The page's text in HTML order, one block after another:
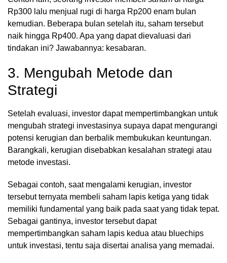
Rp300 lalu menjual rugi di harga Rp200 enam bulan
kemudian. Beberapa bulan setelah itu, saham tersebut
naik hingga Rp400. Apa yang dapat dievaluasi dari
tindakan ini? Jawabannya: kesabaran.
3. Mengubah Metode dan
Strategi
Setelah evaluasi, investor dapat mempertimbangkan untuk
mengubah strategi investasinya supaya dapat mengurangi
potensi kerugian dan berbalik membukukan keuntungan.
Barangkali, kerugian disebabkan kesalahan strategi atau
metode investasi.
Sebagai contoh, saat mengalami kerugian, investor
tersebut ternyata membeli saham lapis ketiga yang tidak
memiliki fundamental yang baik pada saat yang tidak tepat.
Sebagai gantinya, investor tersebut dapat
mempertimbangkan saham lapis kedua atau bluechips
untuk investasi, tentu saja disertai analisa yang memadai.